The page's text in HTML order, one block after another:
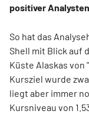
positiver
So hat das
Shell mit Blick auf
Küste Alaskas von
Kursziel wurde
liegt aber immer
Kursniveau von